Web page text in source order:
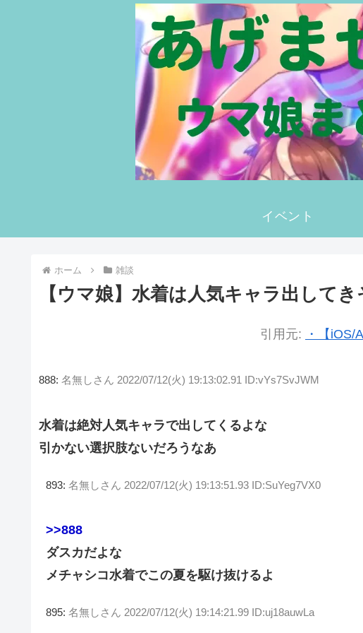
イベント
ホーム 雑談
【ウマ娘】水着は人気キャラ出してき
引用元: ・【
888: 名無しさん 2022/07/12(火) 19:13:02.91 ID:vYs7SvJWM
水着は絶対人気キャラで出してくるよな
引かない選択肢ないだろうなあ
893: 名無しさん 2022/07/12(火) 19:13:51.93 ID:SuYeg7VX0
>>888
ダスカだよな
メチャシコ水着でこの夏を駆け抜けるよ
895: 名無しさん 2022/07/12(火) 19:14:21.99 ID:uj18auwLa